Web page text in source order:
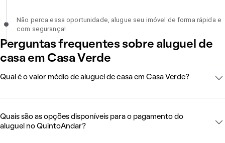
Não perca essa oportunidade, alugue seu imóvel de forma rápida
com segurança!, incompleto
Não perca essa oportunidade, alugue seu imóvel de forma rápida e
com segurança!
Perguntas frequentes sobre aluguel de
casa em Casa Verde
Qual é o valor médio de aluguel de casa em Casa Verde?
Quais são as opções disponíveis para o pagamento do
aluguel no QuintoAndar?